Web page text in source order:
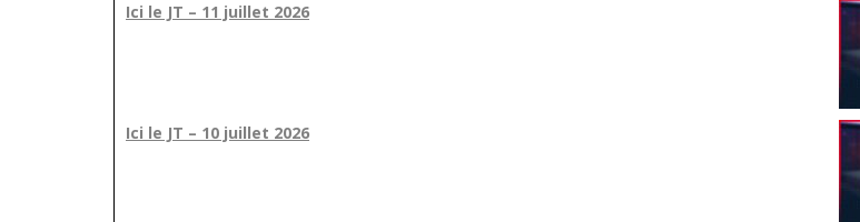
Ici le JT – 11 juillet 2026
Ici le JT – 10 juillet 2026